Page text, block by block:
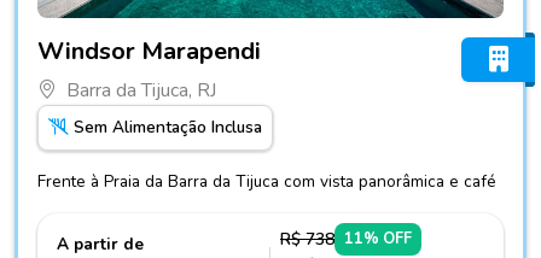
Windsor Marapendi
Barra da Tijuca, RJ
Sem Alimentação Inclusa
Frente à Praia da Barra da Tijuca com vista panorâmica e café
A partir de R$ 738 11% OFF